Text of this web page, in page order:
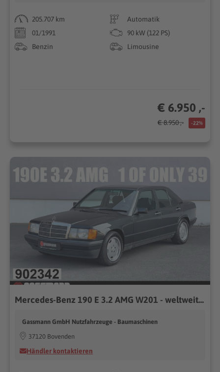
205.707 km
Automatik
01/1991
90 kW (122 PS)
Benzin
Limousine
€ 6.950 ,-
€ 8.950 ,- -22%
Mercedes-Benz 190 E 3.2 AMG W201 - weltweit nur 39 Fahrzeuge
Gassmann GmbH Nutzfahrzeuge - Baumaschinen
37120 Bovenden
Händler kontaktieren